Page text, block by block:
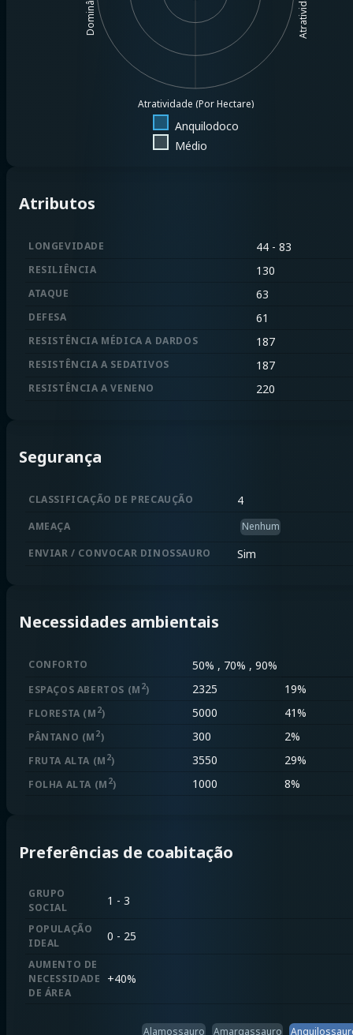
Atratividade (Por Hectare)
Anquilodoco
Médio
Atributos
LONGEVIDADE 44 - 83
RESILIÊNCIA 130
ATAQUE 63
DEFESA 61
RESISTÊNCIA MÉDICA A DARDOS 187
RESISTÊNCIA A SEDATIVOS 187
RESISTÊNCIA A VENENO 220
Segurança
CLASSIFICAÇÃO DE PRECAUÇÃO 4
AMEAÇA
Nenhum
ENVIAR / CONVOCAR DINOSSAURO
Sim
Necessidades ambientais
CONFORTO 50% , 70% , 90%
ESPAÇOS ABERTOS (M 2) 2325 19%
FLORESTA (M 2) 5000 41%
PÂNTANO (M 2) 300 2%
FRUTA ALTA (M 2) 3550 29%
FOLHA ALTA (M 2) 1000 8%
Preferências de coabitação
GRUPO
SOCIAL
1 - 3
POPULAÇÃO
IDEAL
0 - 25
AUMENTO DE
NECESSIDADE
DE ÁREA
+40%
Alamossauro Amargassauro